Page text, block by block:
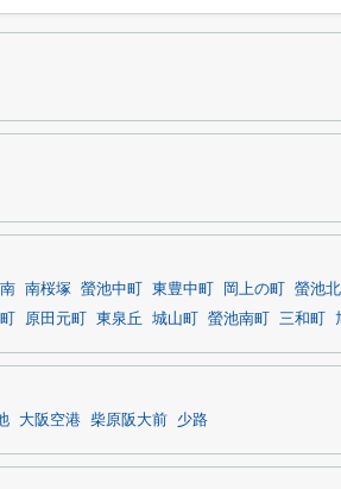
南桜塚 螢池中町 東豊中町 岡上の町 螢池北
原田元町 東泉丘 城山町 螢池南町 三和町
大阪空港 柴原阪大前 少路